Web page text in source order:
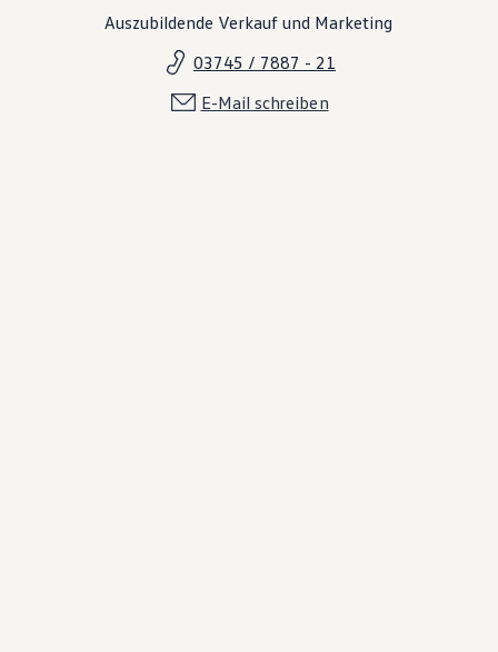
Auszubildende Verkauf und Marketing
03745 / 7887 - 21
E-Mail schreiben